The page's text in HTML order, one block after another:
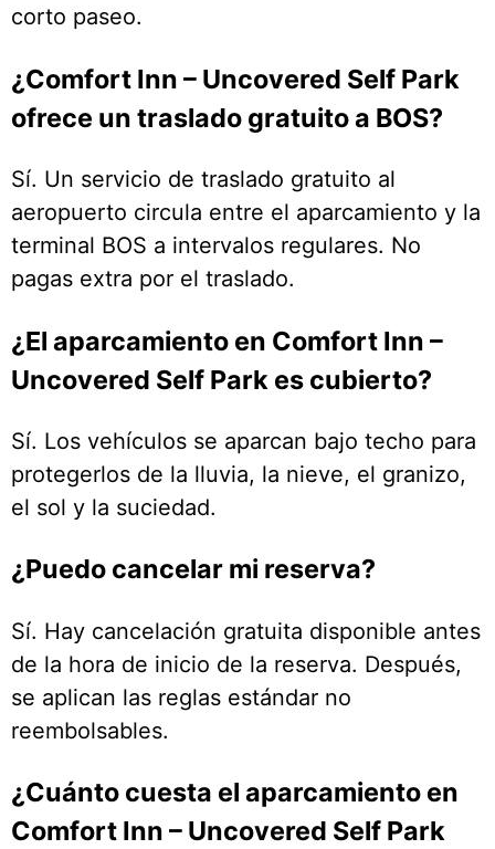
corto paseo.
¿Comfort Inn – Uncovered Self Park
ofrece un traslado gratuito a BOS?
Sí. Un servicio de traslado gratuito al
aeropuerto circula entre el aparcamiento y la
terminal BOS a intervalos regulares. No
pagas extra por el traslado.
¿El aparcamiento en Comfort Inn –
Uncovered Self Park es cubierto?
Sí. Los vehículos se aparcan bajo techo para
protegerlos de la lluvia, la nieve, el granizo,
el sol y la suciedad.
¿Puedo cancelar mi reserva?
Sí. Hay cancelación gratuita disponible antes
de la hora de inicio de la reserva. Después,
se aplican las reglas estándar no
reembolsables.
¿Cuánto cuesta el aparcamiento en
Comfort Inn – Uncovered Self Park